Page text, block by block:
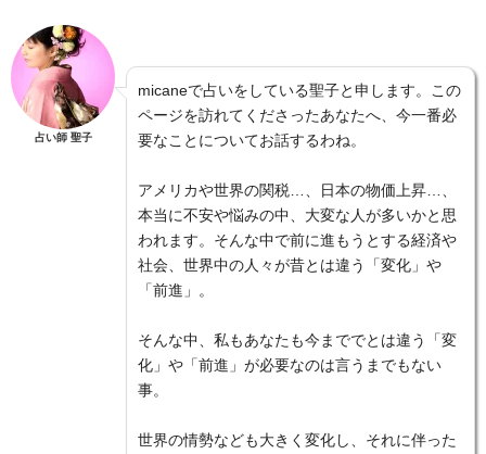
占い師 聖子
micaneで占いをしている聖子と申します。この
ページを訪れてくださったあなたへ、今一番必
要なことについてお話するわね。
アメリカや世界の関税…、日本の物価上昇…、
本当に不安や悩みの中、大変な人が多いかと思
われます。そんな中で前に進もうとする経済や
社会、世界中の人々が昔とは違う「変化」や
「前進」。
そんな中、私もあなたも今まででとは違う「変
化」や「前進」が必要なのは言うまでもない
事。
世界の情勢なども大きく変化し、それに伴った